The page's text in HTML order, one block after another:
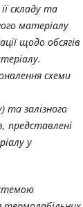
складу та
матеріалу
щодо обсягів
схеми
та залізного
представлені
у